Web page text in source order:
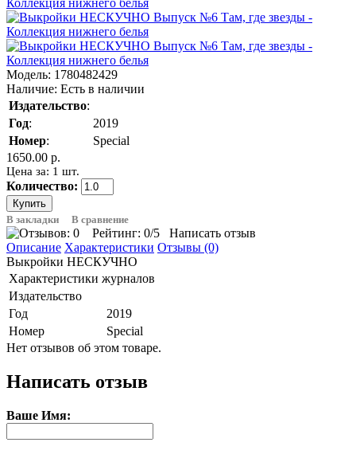
Модель: 1780482429
Наличие: Есть в наличии
Издательство:
Год:
2019
Номер:
Special
1650.00 р.
Цена за: 1 шт.
Количество:
В закладки В сравнение
Рейтинг: 0/5
Написать отзыв
Описание Характеристики Отзывы (0)
Выкройки НЕСКУЧНО
Характеристики журналов
Издательство
Год
2019
Номер
Special
Нет отзывов об этом товаре.
Написать отзыв
Ваше Имя: